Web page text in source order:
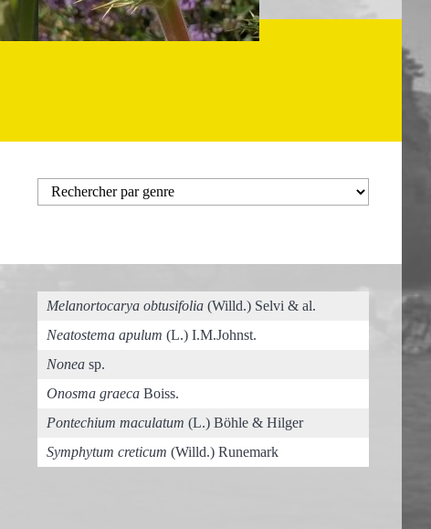
Melanortocarya obtusifolia (Willd.) Selvi & al.
Neatostema apulum (L.) I.M.Johnst.
Nonea sp.
Onosma graeca Boiss.
Pontechium maculatum (L.) Böhle & Hilger
Symphytum creticum (Willd.) Runemark